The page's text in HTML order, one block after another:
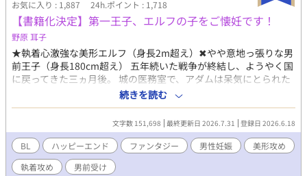
(包容ヤンデレ）×成己(健気不憫）の幼馴染オメガバースBLです
♡ ※ストレス展開が長く続きますが、最終的にはスカッとハッ
ピーエンドになります🦾(⌒▽⌒) ※独自設定ありオメガバースで
す。 ☆感想コメント、誠にありがとうございます！いつも大切に
読ませて頂いております♡心の励みです(#^^#) ☆とても素敵な表
紙は小槻みしろさんに頂きました✨ ※24年9月2日 二百八十～三百
二話までを修正の為非公開にしました。読んで下さった皆様、あ
りがとうございましたm(__)m ※25年4月29日 唯一の未来Ⅰを再
度加筆修正いたします。ご迷惑をおかけして、申し訳ありませ
ん。 今までのお話を読んでくださった皆様、ありがとうございま
したm(_ _)m ※25年5月13日 加筆完了しました！
お気に入り : 1,887 24h.ポイント : 1,718
【書籍化決定】第一王子、エルフの子をご懐妊です！
野原 耳子
★執着心激強な美形エルフ（身長2m超え）✖やや意地っ張りな男
前王子（身長180cm超え） 五年続いた戦争が終結し、ようやく国
に戻ってきた三ヵ月後。 城の医務室で、アダムは呆気にとられた
声をあげていた。 「殿下、ご懐妊です」 「なんて？」 医者に「エ
ルフなら他種族の男性でも妊娠させることができる。何か心当た
りはないか？」と聞かれ、 アダムは、エルフ軍指揮官のイヴァン
と一夜の関係を持ったことを思い出す。 しかも、子を無事に産む
ためには、エルフの精液を注ぎ続ける必要があると言われ、 アダ
ムは仕方なくエルフの国へと向かうことになる。 再会したイヴァ
ンは、まるで伴侶のようにアダムを愛で始める。 子供を産んだら
続きを読む
文字数 151,698 最終更新日 2026.7.31 登録日 2026.6.18
BL ハッピーエンド ファンタジー 男性妊娠
美形攻め
執着攻め
男前受け